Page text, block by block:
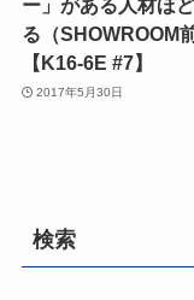
ー」がある人材ほ
る（SHOWROOM
【K16-6E #7】
2017年5月30日
検索